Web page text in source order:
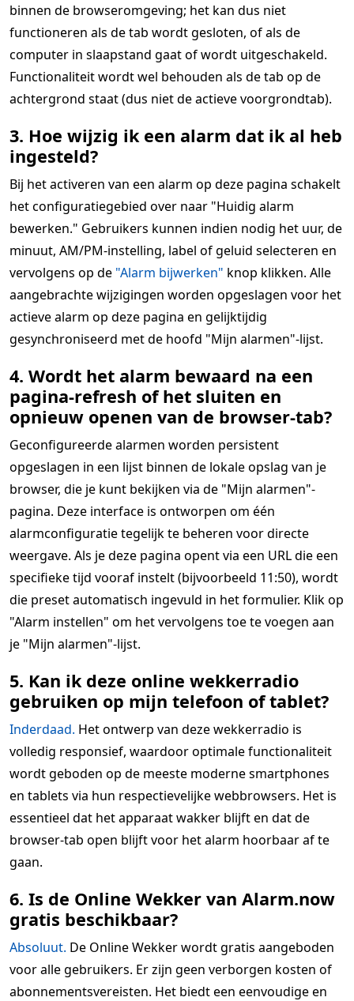
binnen de browseromgeving; het kan dus niet
functioneren als de tab wordt gesloten, of als de
computer in slaapstand gaat of wordt uitgeschakeld.
Functionaliteit wordt wel behouden als de tab op de
achtergrond staat (dus niet de actieve voorgrondtab).
3. Hoe wijzig ik een alarm dat ik al heb
ingesteld?
Bij het activeren van een alarm op deze pagina schakelt
het configuratiegebied over naar "Huidig alarm
bewerken." Gebruikers kunnen indien nodig het uur, de
minuut, AM/PM-instelling, label of geluid selecteren en
vervolgens op de "Alarm bijwerken" knop klikken. Alle
aangebrachte wijzigingen worden opgeslagen voor het
actieve alarm op deze pagina en gelijktijdig
gesynchroniseerd met de hoofd "Mijn alarmen"-lijst.
4. Wordt het alarm bewaard na een
pagina-refresh of het sluiten en
opnieuw openen van de browser-tab?
Geconfigureerde alarmen worden persistent
opgeslagen in een lijst binnen de lokale opslag van je
browser, die je kunt bekijken via de "Mijn alarmen"-
pagina. Deze interface is ontworpen om één
alarmconfiguratie tegelijk te beheren voor directe
weergave. Als je deze pagina opent via een URL die een
specifieke tijd vooraf instelt (bijvoorbeeld 11:50), wordt
die preset automatisch ingevuld in het formulier. Klik op
"Alarm instellen" om het vervolgens toe te voegen aan
je "Mijn alarmen"-lijst.
5. Kan ik deze online wekkerradio
gebruiken op mijn telefoon of tablet?
Inderdaad. Het ontwerp van deze wekkerradio is
volledig responsief, waardoor optimale functionaliteit
wordt geboden op de meeste moderne smartphones
en tablets via hun respectievelijke webbrowsers. Het is
essentieel dat het apparaat wakker blijft en dat de
browser-tab open blijft voor het alarm hoorbaar af te
gaan.
6. Is de Online Wekker van Alarm.now
gratis beschikbaar?
Absoluut. De Online Wekker wordt gratis aangeboden
voor alle gebruikers. Er zijn geen verborgen kosten of
abonnementsvereisten. Het biedt een eenvoudige en